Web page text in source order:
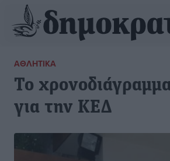
ΑΘΛΗΤΙΚΆ
Το
για την ΚΕΔ